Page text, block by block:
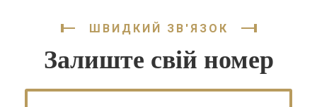
ШВИДКИЙ ЗВ'ЯЗОК
Залиште свій номер